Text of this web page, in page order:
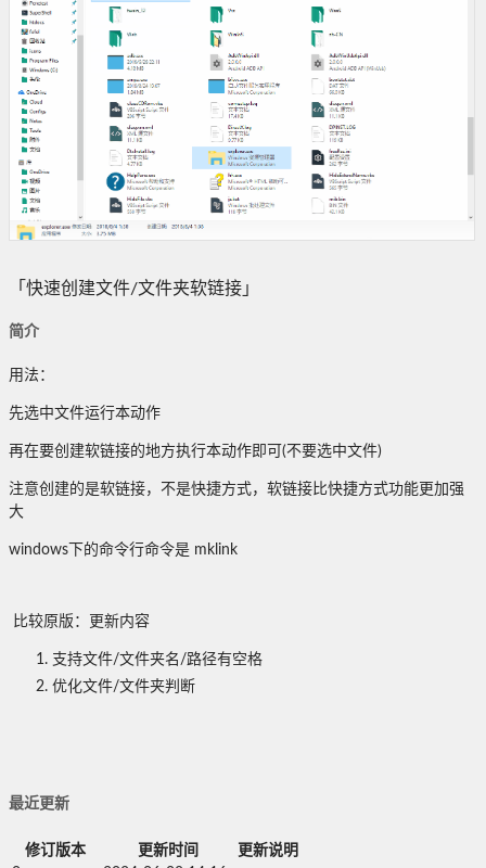
「快速创建文件/文件夹软链接」
简介
用法：
先选中文件运行本动作
再在要创建软链接的地方执行本动作即可(不要选中文件)
注意创建的是软链接，不是快捷方式，软链接比快捷方式功能更加强
大
windows下的命令行命令是 mklink
比较原版：更新内容
支持文件/文件夹名/路径有空格
优化文件/文件夹判断
最近更新
修订版本 更新时间
更新说明